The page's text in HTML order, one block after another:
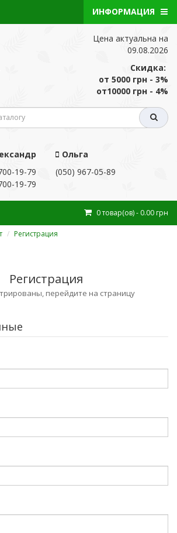
ИНФОРМАЦИЯ
19-79
19-79
Ольга
(050) 967-05-89
Цена актуальна на
09.08.2026
Скидка:
от 5000 грн - 3%
от10000 грн - 4%
0товар(ов)- 0.00 грн
Регистрация
Регистрация
перейдите на страницу